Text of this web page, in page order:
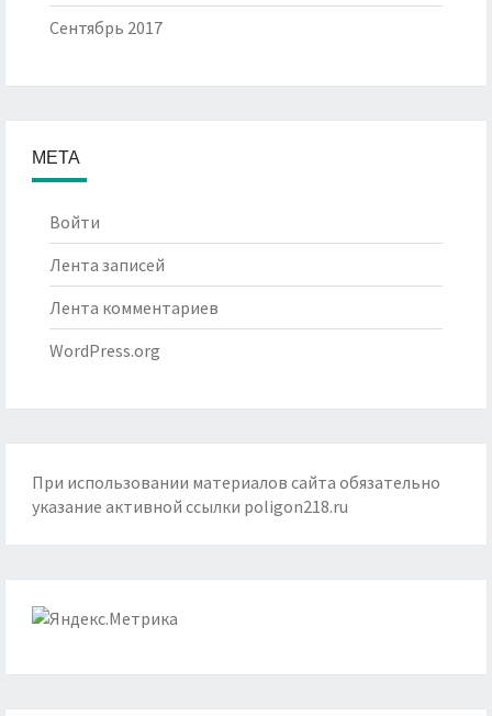
Сентябрь 2017
МЕТА
Войти
Лента записей
Лента комментариев
WordPress.org
При использовании материалов сайта обязательно
указание активной ссылки poligon218.ru